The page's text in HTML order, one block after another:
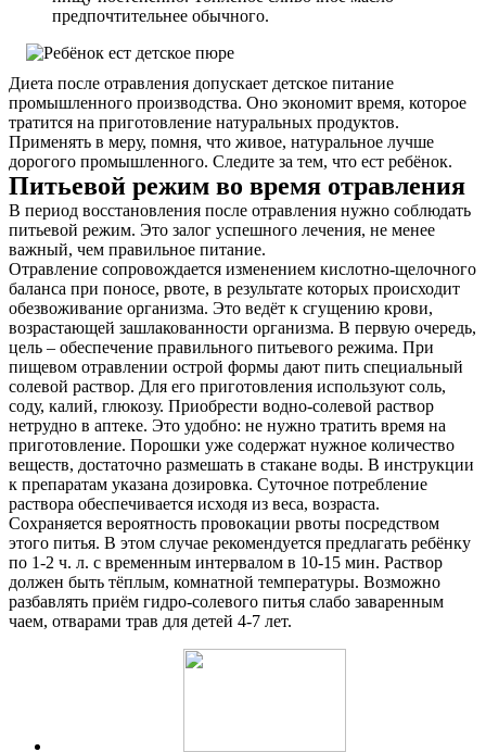
предпочтительнее обычного.
Диета после отравления допускает детское питание
промышленного производства. Оно экономит время, которое
тратится на приготовление натуральных продуктов.
Применять в меру, помня, что живое, натуральное лучше
дорогого промышленного. Следите за тем, что ест ребёнок.
Питьевой режим во время отравления
В период восстановления после отравления нужно соблюдать
питьевой режим. Это залог успешного лечения, не менее
важный, чем правильное питание.
Отравление сопровождается изменением кислотно-щелочного
баланса при поносе, рвоте, в результате которых происходит
обезвоживание организма. Это ведёт к сгущению крови,
возрастающей зашлакованности организма. В первую очередь,
цель – обеспечение правильного питьевого режима. При
пищевом отравлении острой формы дают пить специальный
солевой раствор. Для его приготовления используют соль,
соду, калий, глюкозу. Приобрести водно-солевой раствор
нетрудно в аптеке. Это удобно: не нужно тратить время на
приготовление. Порошки уже содержат нужное количество
веществ, достаточно размешать в стакане воды. В инструкции
к препаратам указана дозировка. Суточное потребление
раствора обеспечивается исходя из веса, возраста.
Сохраняется вероятность провокации рвоты посредством
этого питья. В этом случае рекомендуется предлагать ребёнку
по 1-2 ч. л. с временным интервалом в 10-15 мин. Раствор
должен быть тёплым, комнатной температуры. Возможно
разбавлять приём гидро-солевого питья слабо заваренным
чаем, отварами трав для детей 4-7 лет.